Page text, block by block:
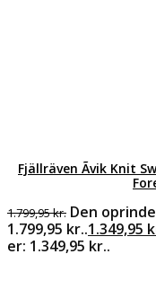
Fjällräven Ãvik Knit
1.799,95kr. Den
1.799,95 kr..1.349,95
er: 1.349,95 kr..